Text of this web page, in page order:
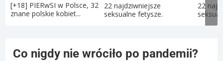
[+18] PIERwSI w Polsce, 32
znane polskie kobiet...
22 najdziwniejsze
seksualne fetysze.
22
Co nigdy nie wróciło po pandemii?